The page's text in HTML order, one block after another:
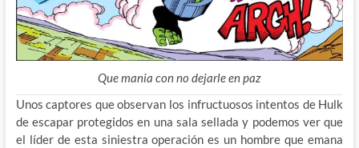
Que mania con no dejarle en paz
Unos captores que observan los infructuosos intentos de Hulk
de escapar protegidos en una sala sellada y podemos ver que
el líder de esta siniestra operación es un hombre que emana